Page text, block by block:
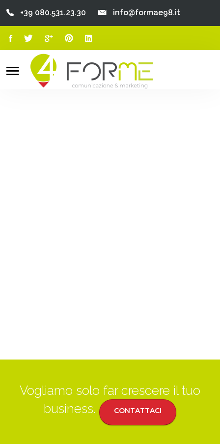
Chi Siamo
+39 080.531.23.30 info@formae98.it
Search
Vogliamo solo far crescere il tuo
business.
CONTATTACI